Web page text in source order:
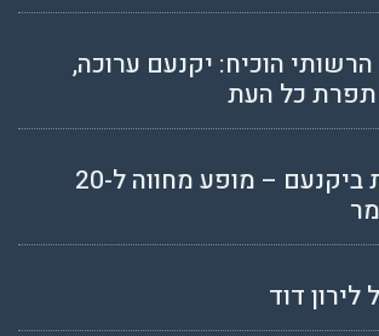
הוכיח: יקנעם ערוכה,
כל העת
קיץ של תרבות ביקנעם – מופע מחווה ל-20
דוד